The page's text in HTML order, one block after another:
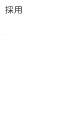
採用